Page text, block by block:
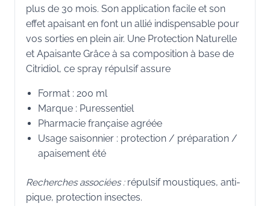
plus de 30 mois. Son application facile et son
effet apaisant en font un allié indispensable pour
vos sorties en plein air. Une Protection Naturelle
et Apaisante Grâce à sa composition à base de
Citridiol, ce spray répulsif assure
Format : 200 ml
Marque : Puressentiel
Pharmacie française agréée
Usage saisonnier : protection / préparation /
apaisement été
Recherches associées :répulsif moustiques, anti-
pique, protection insectes.